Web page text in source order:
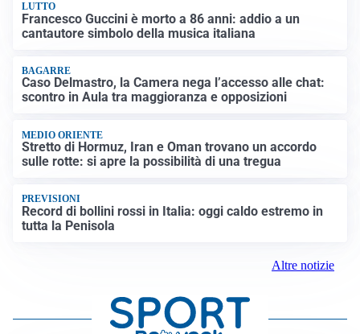
LUTTO
Francesco Guccini è morto a 86 anni: addio a un
cantautore simbolo della musica italiana
BAGARRE
Caso Delmastro, la Camera nega l’accesso alle chat:
scontro in Aula tra maggioranza e opposizioni
MEDIO ORIENTE
Stretto di Hormuz, Iran e Oman trovano un accordo
sulle rotte: si apre la possibilità di una tregua
PREVISIONI
Record di bollini rossi in Italia: oggi caldo estremo in
tutta la Penisola
Altre notizie